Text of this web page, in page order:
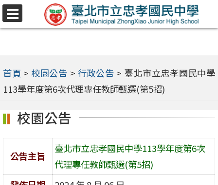
跳
至
內
容
選
首頁 > 校園公告 > 行政公告 > 臺北市立忠孝國民中學
113學年度第6次代理專任教師甄選(第5招)
校園公告
公告主旨
臺北市立忠孝國民中學113學年度第6次
代理專任教師甄選(第5招)